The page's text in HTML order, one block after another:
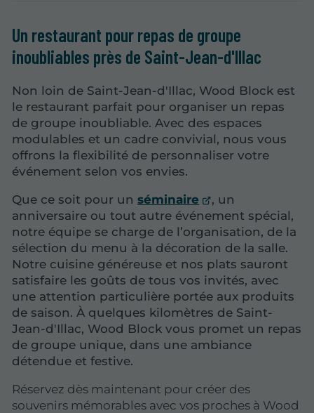
Un restaurant pour repas de groupe
inoubliables près de Saint-Jean-d'Illac
Non loin de Saint-Jean-d'Illac, Wood Block est
le restaurant parfait pour organiser un repas
de groupe inoubliable. Avec des espaces
modulables et un cadre convivial, nous vous
offrons la flexibilité de personnaliser votre
événement selon vos envies.
Que ce soit pour un séminaire
, un
anniversaire ou tout autre événement spécial,
notre équipe se charge de l’organisation, de la
sélection du menu à la décoration de la salle.
Notre cuisine généreuse et nos plats sauront
satisfaire les goûts de tous vos invités, avec
une attention particulière portée aux produits
de saison. À quelques kilomètres de Saint-
Jean-d'Illac, Wood Block vous promet un repas
de groupe unique, dans une ambiance
détendue et festive.
Réservez dès maintenant pour créer des
souvenirs mémorables avec vos proches à Wood